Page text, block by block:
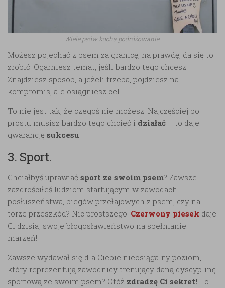
Wiele psów kocha podróżowanie.
Możesz pojechać z psem za granicę, na prawdę, da się to
zrobić. Ogarniesz temat, jeśli bardzo tego chcesz.
Znajdziesz sposób, a jeżeli trzeba, pójdziesz na
kompromis, ale osiągniesz cel.
To nie jest tak, że czegoś nie możesz. Najczęściej po
prostu musisz bardzo tego chcieć i działać – to daje
gwarancję sukcesu
3. Sport.
Chciałbyś uprawiać sport ze swoim psem? Zawsze
zazdrościłeś ludziom startującym w zawodach
posłuszeństwa, biegów przełajowych z psem, czy na
torze przeszkód? Nic prostszego! Czerwony piesek daje
Ci dzisiaj swoje błogosławieństwo na spełnianie
marzeń!
Zawsze wydawał się dla Ciebie nieosiągalny poziom,
który reprezentują zawodnicy trenujący daną dyscyplinę
sportową ze swoim psem? Otóż zdradzę Ci sekret! To